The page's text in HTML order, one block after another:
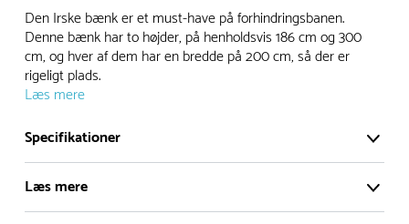
Vi har et stort og effektivt lager på ca. 6.000 kvadratmeter
med mere end 5.000 forskellige produkter på hylderne til
omgående levering.
- Leveringstiden på lagervarer er i Danmark normalt 1-3
hverdage
- Leveringstiden på specialvarer og bestillingsvarer oplyses
ved bestilling
Den Irske bænk er et must-have på forhindringsbanen.
Denne bænk har to højder, på henholdsvis 186 cm og 300
cm, og hver af dem har en bredde på 200 cm, så der er
rigeligt plads.
Læs mere
Specifikationer
Læs mere